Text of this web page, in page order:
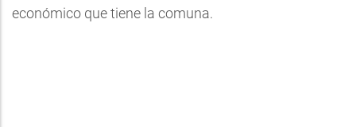
económico que tiene la comuna.